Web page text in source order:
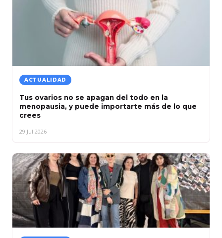
ACTUALIDAD
Tus ovarios no se apagan del todo en la
menopausia, y puede importarte más de lo que
crees
29 Jul 2026